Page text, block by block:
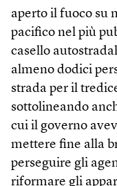
aperto il fuoco su
pacifico nel più
casello
almeno dodici
strada per il
sottolineando
cui il governo
mettere fine alla
perseguire gli
riformare gli